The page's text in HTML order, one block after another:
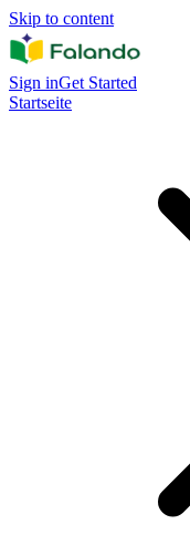
Skip to content
Sign inGet Started
Startseite